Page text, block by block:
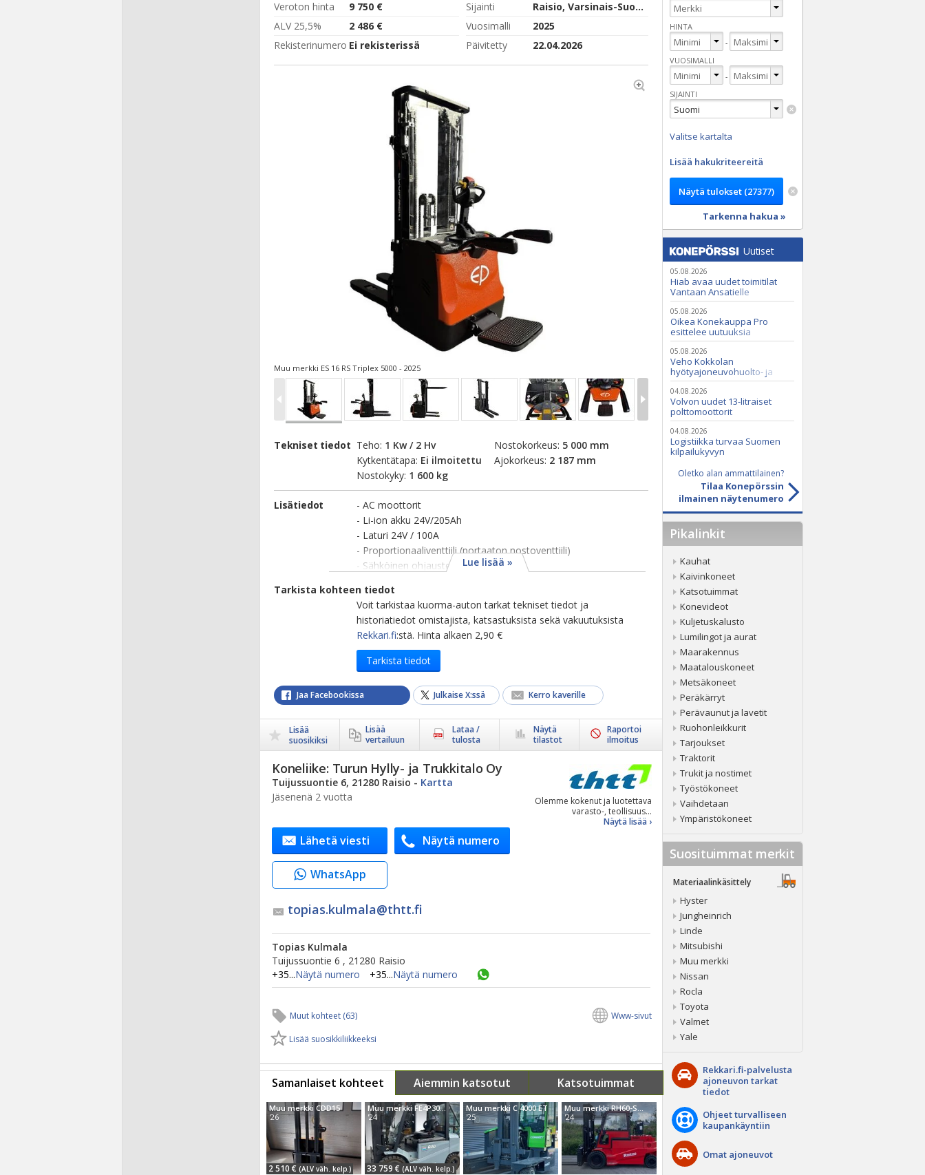
Veroton hinta
9 750 € Sijainti
Raisio, Varsinais-Suomi
ALV 25,5%
2 486 € Vuosimalli
2025
Rekisterinumero Ei rekisterissä Päivitetty 22.04.2026
Muu merkki ES 16 RS Triplex 5000 - 2025
Tekniset tiedot Teho: 1 Kw / 2 Hv
Kytkentätapa: Ei ilmoitettu
Nostokyky: 1 600 kg
Nostokorkeus: 5 000 mm
Ajokorkeus: 2 187 mm
Lisätiedot
- AC moottorit
- Li-ion akku 24V/205Ah
- Laturi 24V / 100A
- Proportionaaliventtiili (portaaton nostoventtiili)
- Sähköinen ohjaustehostinLue lisää »
Tarkista kohteen tiedot
Voit tarkistaa kuorma-auton tarkat tekniset tiedot ja
historiatiedot omistajista, katsastuksista sekä vakuutuksista
Rekkari.fi:stä. Hinta alkaen 2,90 €
Tarkista tiedot
Jaa Facebookissa Julkaise X:ssä Kerro kaverille
Lisää
suosikiksi
Lisää
vertailuun
Lataa /
tulosta
Näytä
tilastot
Raportoi
ilmoitus
Olemme kokenut ja luotettava
varasto-, teollisuus...
Näytä lisää ›
Koneliike: Turun Hylly- ja Trukkitalo Oy
Tuijussuontie 6, 21280 Raisio - Kartta
Jäsenenä 2 vuotta
Lähetä viesti Näytä numero
WhatsApp
topias.kulmala@​thtt.fi
Topias Kulmala
Tuijussuontie 6 , 21280 Raisio
+35...Näytä numero +35...Näytä numero
Muut kohteet (63)
Lisää suosikkiliikkeeksi
Www-sivut
Samanlaiset kohteet Aiemmin katsotut Katsotuimmat
Muu merkki CDD15
'26
2 510 € (ALV väh. kelp.)
Muu merkki FE4P30Q LI-ION
'24
33 759 € (ALV väh. kelp.)
Muu merkki C 4000 ET
'25
Muu merkki RH60-SBE Sähkötrukki
'24
HINTA
-
VUOSIMALLI
-
SIJAINTI
Valitse kartalta
Lisää hakukriteereitä
Tarkenna hakua »
Uutiset
05.08.2026
Hiab avaa uudet toimitilat
Vantaan Ansatielle
05.08.2026
Oikea Konekauppa Pro
esittelee uutuuksia
ammattikäyttöön
05.08.2026
Veho Kokkolan
hyötyajoneuvohuolto- ja
varaosatoiminnot Q2 Service
Oy:lle lokakuussa
04.08.2026
Volvon uudet 13-litraiset
polttomoottorit
04.08.2026
Logistiikka turvaa Suomen
kilpailukyvyn
Oletko alan ammattilainen?
Tilaa Konepörssin
ilmainen näytenumero
Pikalinkit
Kauhat
Kaivinkoneet
Katsotuimmat
Konevideot
Kuljetuskalusto
Lumilingot ja aurat
Maarakennus
Maatalouskoneet
Metsäkoneet
Peräkärryt
Perävaunut ja lavetit
Ruohonleikkurit
Tarjoukset
Traktorit
Trukit ja nostimet
Työstökoneet
Vaihdetaan
Ympäristökoneet
Suosituimmat merkit
Materiaalinkäsittely
Hyster
Jungheinrich
Linde
Mitsubishi
Muu merkki
Nissan
Rocla
Toyota
Valmet
Yale
Rekkari.fi-palvelusta
ajoneuvon tarkat
tiedot
Ohjeet turvalliseen
kaupankäyntiin
Omat ajoneuvot